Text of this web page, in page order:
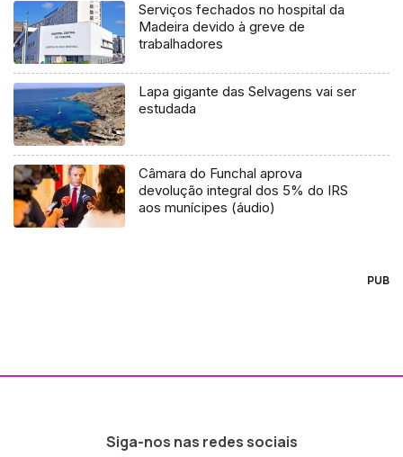
Serviços fechados no hospital da
Madeira devido à greve de
trabalhadores
Lapa gigante das Selvagens vai ser
estudada
Câmara do Funchal aprova
devolução integral dos 5% do IRS
aos munícipes (áudio)
PUB
Siga-nos nas redes sociais